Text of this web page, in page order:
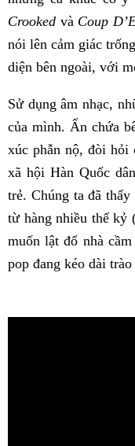
Crooked và Coup
nói lên cảm giác
diện bên ngoài, với
Sử dụng âm nhạc,
của mình. Ẩn chứa
xúc phẫn nộ, đòi hỏi
xã hội Hàn Quốc
trẻ. Chúng ta đã
từ hàng nhiều thế kỷ
muốn lật đổ nhà
pop đang kéo dài